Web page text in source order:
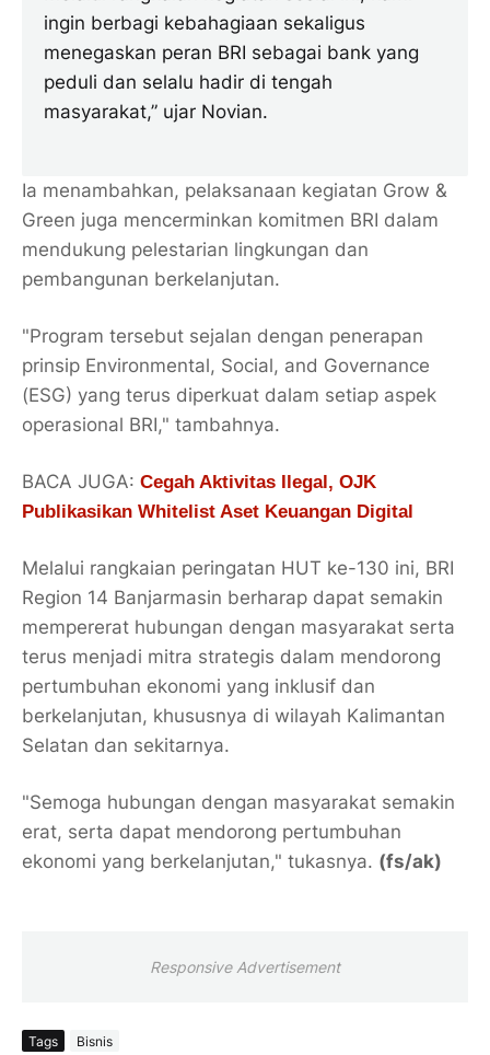
ingin berbagi kebahagiaan sekaligus
menegaskan peran BRI sebagai bank yang
peduli dan selalu hadir di tengah
masyarakat,” ujar Novian.
Ia menambahkan, pelaksanaan kegiatan Grow &
Green juga mencerminkan komitmen BRI dalam
mendukung pelestarian lingkungan dan
pembangunan berkelanjutan.
"Program tersebut sejalan dengan penerapan
prinsip Environmental, Social, and Governance
(ESG) yang terus diperkuat dalam setiap aspek
operasional BRI," tambahnya.
BACA JUGA: Cegah Aktivitas Ilegal, OJK
Publikasikan Whitelist Aset Keuangan Digital
Melalui rangkaian peringatan HUT ke-130 ini, BRI
Region 14 Banjarmasin berharap dapat semakin
mempererat hubungan dengan masyarakat serta
terus menjadi mitra strategis dalam mendorong
pertumbuhan ekonomi yang inklusif dan
berkelanjutan, khususnya di wilayah Kalimantan
Selatan dan sekitarnya.
"Semoga hubungan dengan masyarakat semakin
erat, serta dapat mendorong pertumbuhan
ekonomi yang berkelanjutan," tukasnya. (fs/ak)
Responsive Advertisement
Tags Bisnis